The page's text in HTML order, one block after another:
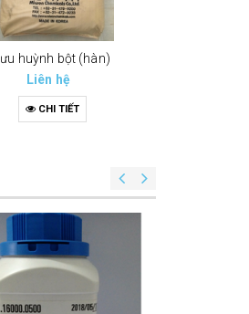
Lưu huỳnh bột (hàn)
Liên hệ
CHI TIẾT